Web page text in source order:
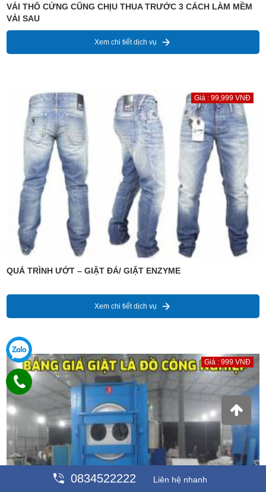
VẢI THÔ CỨNG CŨNG CHỊU THUA TRƯỚC 3 CÁCH LÀM MỀM
VẢI SAU
Xem chi tiết dịch vụ
Giá : 99,999 VNĐ
QUÁ TRÌNH ƯỚT – GIẶT ĐÁ/ GIẶT ENZYME
Xem chi tiết dịch vụ
Giá : 999 VNĐ
0834522222 Liên hệ nhanh